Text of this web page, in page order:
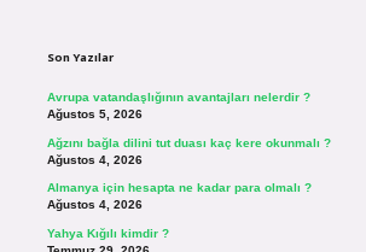
Son Yazılar
Avrupa vatandaşlığının avantajları nelerdir ?
Ağustos 5, 2026
Ağzını bağla dilini tut duası kaç kere okunmalı ?
Ağustos 4, 2026
Almanya için hesapta ne kadar para olmalı ?
Ağustos 4, 2026
Yahya Kığılı kimdir ?